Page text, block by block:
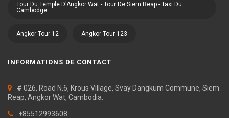
Tour Du Temple D'Angkor Wat - Tour De Siem Reap - Taxi Du
Cambodge
Angkor Tour 12 Angkor Tour 123
INFORMATIONS DE CONTACT
# 026, Road N.6, Krous Village, Svay Dangkum Commune, Siem
Reap, Angkor Wat, Cambodia.
+85512993608